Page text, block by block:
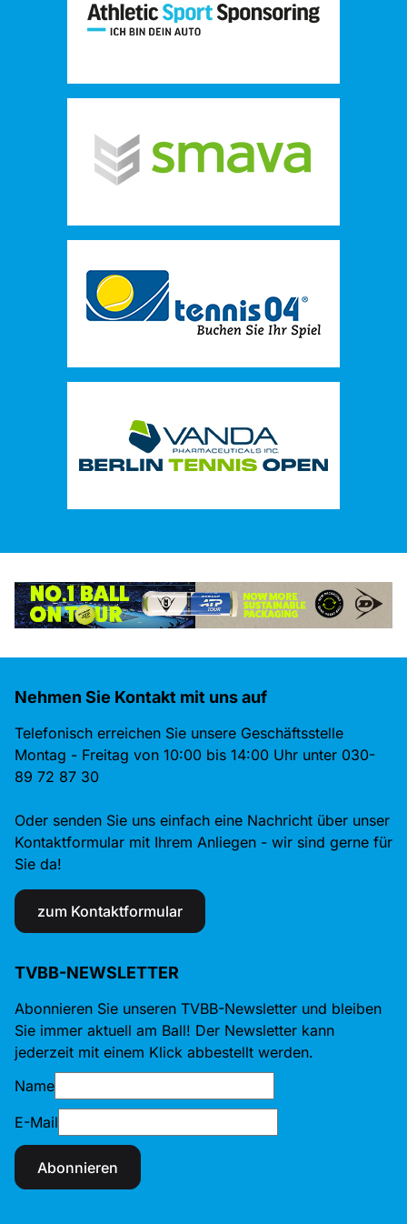
Nehmen Sie Kontakt mit uns auf
Telefonisch erreichen Sie unsere Geschäftsstelle
Montag - Freitag von 10:00 bis 14:00 Uhr unter 030-
89 72 87 30
Oder senden Sie uns einfach eine Nachricht über unser
Kontaktformular mit Ihrem Anliegen - wir sind gerne für
Sie da!
zum Kontaktformular
TVBB-NEWSLETTER
Abonnieren Sie unseren TVBB-Newsletter und bleiben
Sie immer aktuell am Ball! Der Newsletter kann
jederzeit mit einem Klick abbestellt werden.
Name
E-Mail
Abonnieren